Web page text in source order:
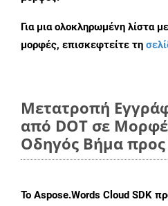
Για μια ολοκληρωμένη λίστα
μορφές, επισκεφτείτε τη
Μετατροπή
από DOT σε
Οδηγός Βήμα
Το Aspose.Words Cloud SDK